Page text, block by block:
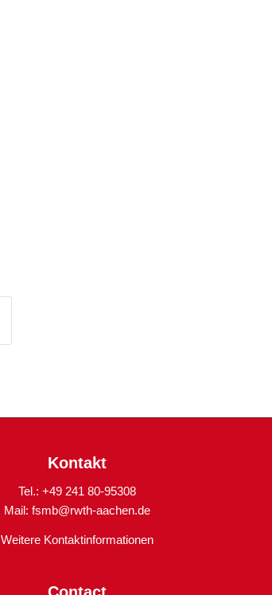
Kontakt
Tel.: +49 241 80-95308
Mail:fsmb@rwth-aachen.de
Weitere Kontaktinformationen